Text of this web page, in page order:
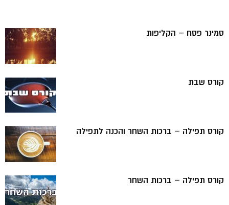
סמינר פסח – הקליפות
קורס שבת
קורס תפילה – ברכות השחר והכנה לתפילה
קורס תפילה – ברכות השחר